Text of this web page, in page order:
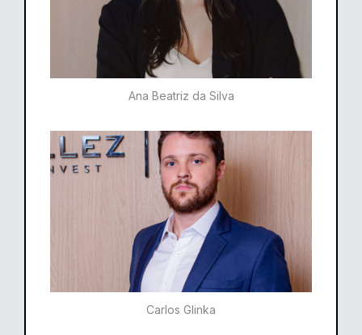
Ana Beatriz da Silva
Carlos Glinka